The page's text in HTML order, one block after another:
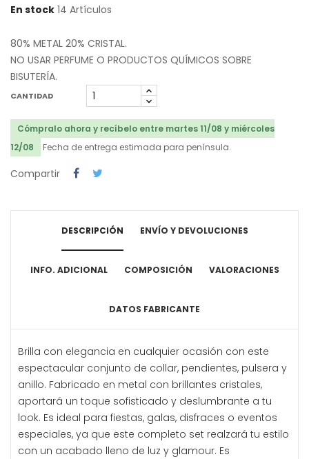
En stock 14 Artículos
80% METAL 20% CRISTAL.
NO USAR PERFUME O PRODUCTOS QUÍMICOS SOBRE
BISUTERÍA.
CANTIDAD
Cómpralo ahora y recíbelo entre martes 11/08 y miércoles
12/08
Fecha de entrega estimada para península.
Compartir
DESCRIPCIÓN ENVÍO Y DEVOLUCIONES
INFO. ADICIONAL COMPOSICIÓN VALORACIONES
DATOS FABRICANTE
Brilla con elegancia en cualquier ocasión con este
espectacular conjunto de collar, pendientes, pulsera y
anillo. Fabricado en metal con brillantes cristales,
aportará un toque sofisticado y deslumbrante a tu
look. Es ideal para fiestas, galas, disfraces o eventos
especiales, ya que este completo set realzará tu estilo
con un acabado lleno de luz y glamour. Es